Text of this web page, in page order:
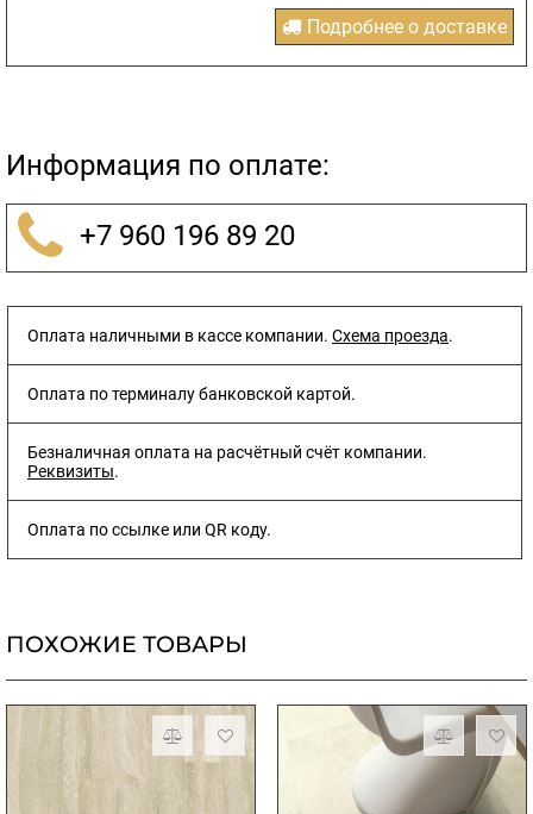
Подробнее о доставке
Информация по оплате:
+7 960 196 89 20
Оплата наличными в кассе компании. Схема проезда.
Оплата по терминалу банковской картой.
Безналичная оплата на расчётный счёт компании.
Реквизиты.
Оплата по ссылке или QR коду.
ПОХОЖИЕ ТОВАРЫ